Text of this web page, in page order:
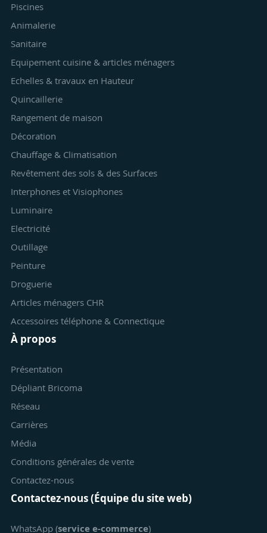
Piscines
Animalerie
Sanitaire
Equipement cuisine & articles ménagers
Echelles & travaux en Hauteur
Quincaillerie
Rangement de maison
Décoration
Chauffage & Climatisation
Revêtement des sols & des Surfaces
Interphones et Visiophones
Luminaire
Electricité
Outillage
Peinture
Droguerie
Articles ménagers CHR
Accessoires téléphone & Connectique
À propos
Présentation
Dépliant Bricoma
Réseau
Carrières
Média
Conditions générales de vente
Contactez-nous
Contactez-nous (Équipe du site web)
WhatsApp (service e-commerce)